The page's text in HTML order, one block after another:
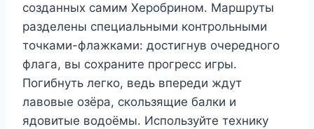
созданных самим Херобрином. Маршруты
разделены специальными контрольными
точками-флажками: достигнув очередного
флага, вы сохраните прогресс игры.
Погибнуть легко, ведь впереди ждут
лавовые озёра, скользящие балки и
ядовитые водоёмы. Используйте технику